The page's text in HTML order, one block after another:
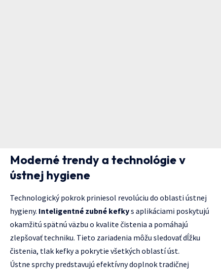
Moderné trendy a technológie v
ústnej hygiene
Technologický pokrok priniesol revolúciu do oblasti ústnej
hygieny. Inteligentné zubné kefkys aplikáciami poskytujú
okamžitú spätnú väzbu o kvalite čistenia a pomáhajú
zlepšovať techniku. Tieto zariadenia môžu sledovať dĺžku
čistenia, tlak kefky a pokrytie všetkých oblastí úst.
Ústne sprchy predstavujú efektívny doplnok tradičnej